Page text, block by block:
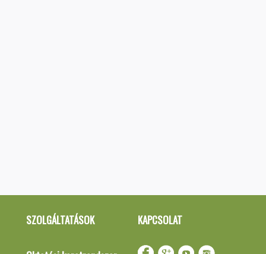
SZOLGÁLTATÁSOK KAPCSOLAT